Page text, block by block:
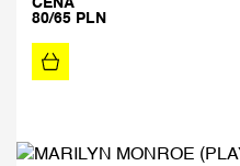
CENA
80/65 PLN